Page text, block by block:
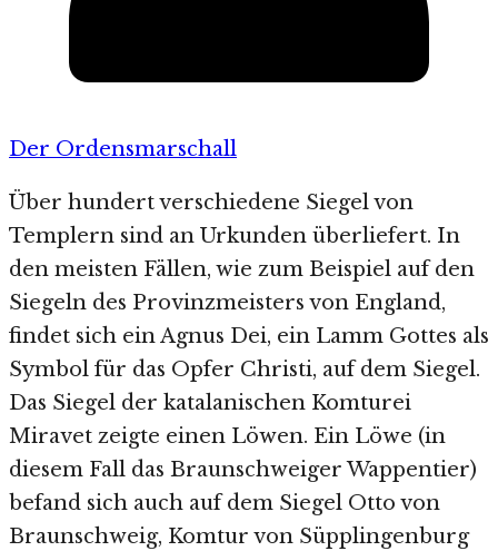
Der Ordensmarschall
Über hundert verschiedene Siegel von
Templern sind an Urkunden überliefert. In
den meisten Fällen, wie zum Beispiel auf den
Siegeln des Provinzmeisters von England,
findet sich ein Agnus Dei, ein Lamm Gottes als
Symbol für das Opfer Christi, auf dem Siegel.
Das Siegel der katalanischen Komturei
Miravet zeigte einen Löwen. Ein Löwe (in
diesem Fall das Braunschweiger Wappentier)
befand sich auch auf dem Siegel Otto von
Braunschweig, Komtur von Süpplingenburg